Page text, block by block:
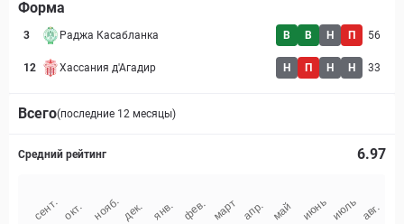
Форма
3 Раджа Касабланка В В Н П 56
12 Хассания д'Агадир Н П Н Н 33
Всего(последние 12 месяцы)
Средний рейтинг 6.97